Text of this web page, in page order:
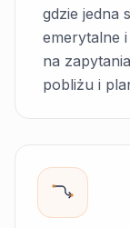
gdzie jedna
emerytalne
na
pobliżu i